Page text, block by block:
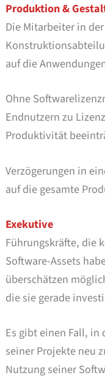
Produktion &
Die Mitarbeiter in
auf die
Ohne
Endnutzern zu
Produktivität
Verzögerungen in
auf die gesamte
Exekutive
Führungskräfte, die
Software-Assets
überschätzen
die sie gerade
Es gibt einen Fall, in
seiner Projekte neu
Nutzung seiner